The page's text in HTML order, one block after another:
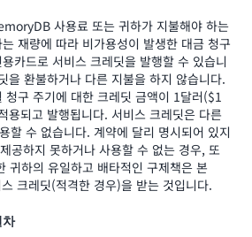
사용료 또는 귀하가 지불해야 하는
재량에 따라 비가용성이 발생한 대금 청구
카드로 서비스 크레딧을 발행할 수 있습니
을 환불하거나 다른 지불을 하지 않습니다.
청구 주기에 대한 크레딧 금액이 1달러($1
용되고 발행됩니다. 서비스 크레딧은 다른
할 수 없습니다. 계약에 달리 명시되어 있지
공하지 못하거나 사용할 수 없는 경우, 또
귀하의 유일하고 배타적인 구제책은 본
크레딧(적격한 경우)을 받는 것입니다.
차